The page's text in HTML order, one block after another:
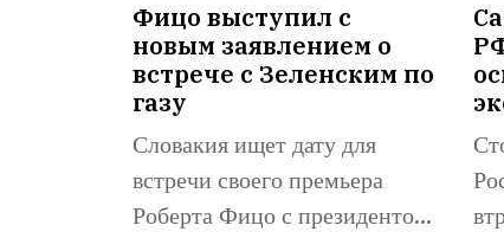
Фицо выступил с
новым заявлением о
встрече с Зеленским по
газу
Словакия ищет дату для
встречи своего премьера
Роберта Фицо с президентом